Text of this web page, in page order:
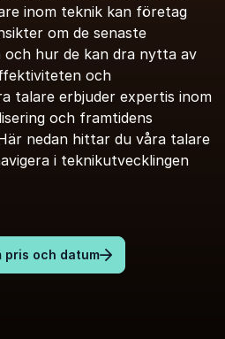
inom teknik kan företag
om de senaste
och hur de kan dra nytta av
och
talare erbjuder expertis inom
och framtidens
nedan hittar du våra talare
i teknikutvecklingen
pris och datum